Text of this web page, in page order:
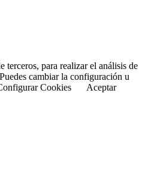
terceros, para realizar el análisis de
cambiar la configuración u
Cookies
Aceptar